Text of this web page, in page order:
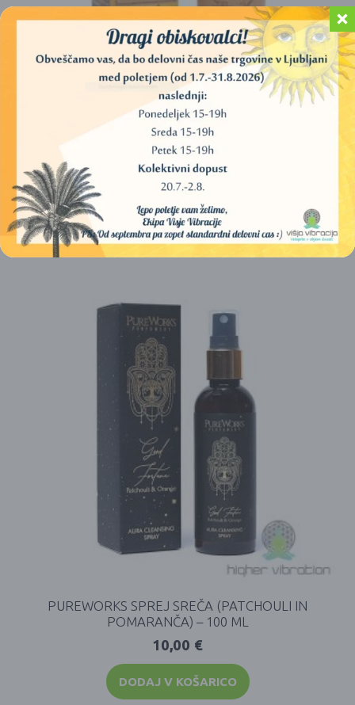
AROMAFUME SPREJ (KOPAL) – 100 ML
15,00€
DODAJ V KOŠARICO
PUREWORKS SPREJ SREČA (PATCHOULI IN
POMARANČA) – 100 ML
10,00 €
DODAJ V KOŠARICO